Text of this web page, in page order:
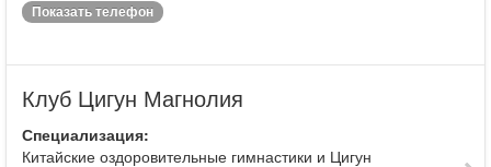
Показать телефон
Клуб Цигун Магнолия
Специализация:
Китайские оздоровительные гимнастики и Цигун